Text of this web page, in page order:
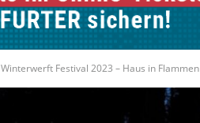
Winterwerft Festival 2023 – Haus in Flammen